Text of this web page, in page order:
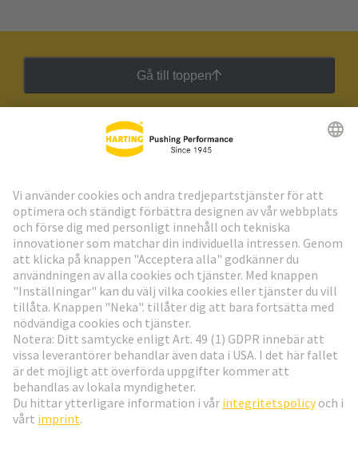
Gå till toppen
HARTING:s nyhetsbrev
Gå till registrering
Social Media
Sverige